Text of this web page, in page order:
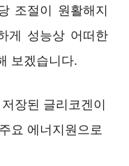
조절이 원활해지
게 성능상 어떠한
보겠습니다.
장된 글리코겐이
요 에너지원으로